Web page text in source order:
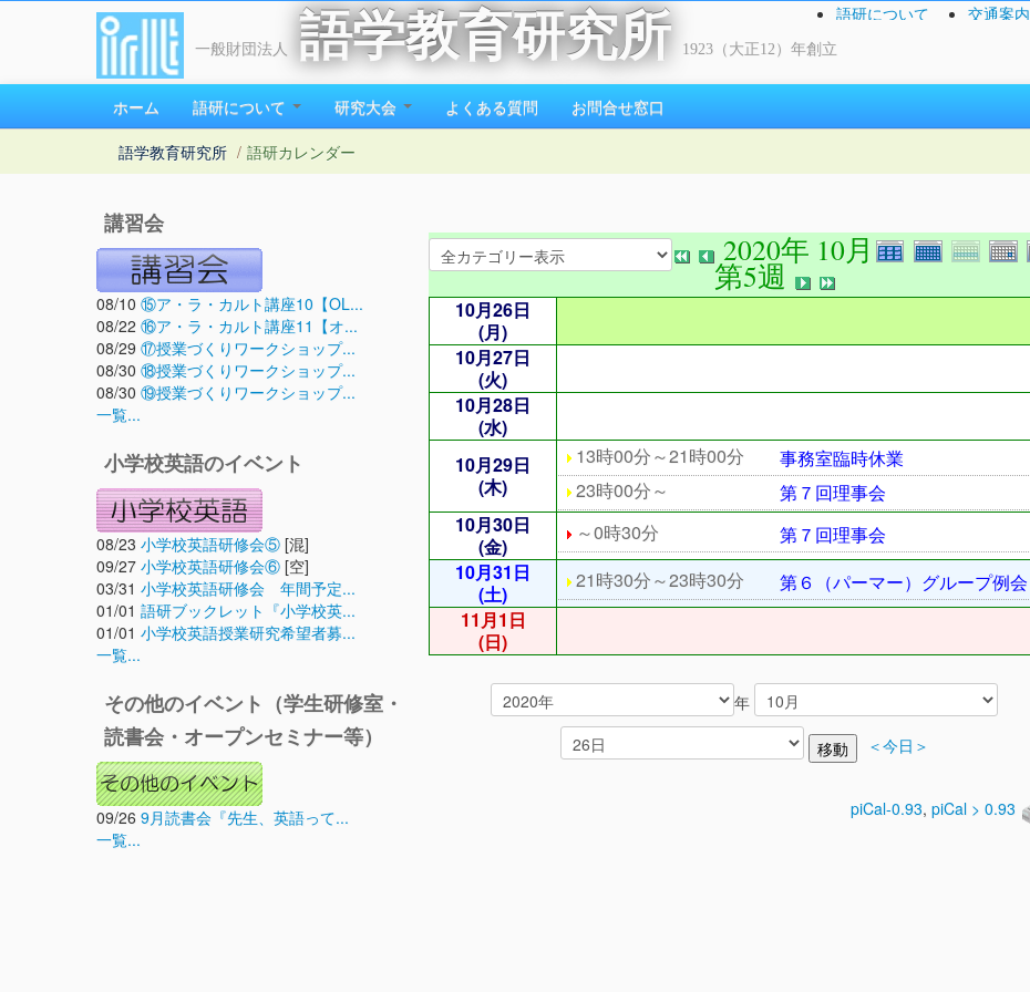
一般財団法人 語学教育研究所 1923（大正12）年創立
語研について 交通案内
ホーム 語研について 研究大会 よくある質問 お問合せ窓口
語学教育研究所 / 語研カレンダー
講習会
08/10 ⑮ア・ラ・カルト講座10【OL...
08/22 ⑯ア・ラ・カルト講座11【オ...
08/29 ⑰授業づくりワークショップ...
08/30 ⑱授業づくりワークショップ...
08/30 ⑲授業づくりワークショップ...
一覧...
小学校英語のイベント
08/23 小学校英語研修会⑤ [混]
09/27 小学校英語研修会⑥ [空]
03/31 小学校英語研修会 年間予定...
01/01 語研ブックレット『小学校英...
01/01 小学校英語授業研究希望者募...
一覧...
その他のイベント（学生研修室・
読書会・オープンセミナー等）
09/26 9月読書会『先生、英語って...
一覧...
2020年 10月
第5週
10月26日
(月)
10月27日
(火)
10月28日
(水)
10月29日
(木)
13時00分～21時00分
事務室臨時休業
23時00分～
第７回理事会
10月30日
(金)
～0時30分
第７回理事会
10月31日
(土)
21時30分～23時30分
第６（パーマー）グループ例会
11月1日
(日)
年
＜今日＞
piCal-0.93, piCal > 0.93